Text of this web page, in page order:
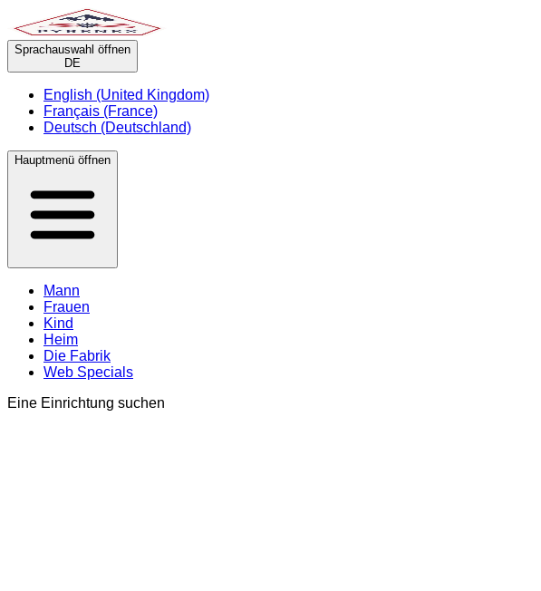
Sprachauswahl öffnen
DE
English (United Kingdom)
Français (France)
Deutsch (Deutschland)
Hauptmenü öffnen
Mann
Frauen
Kind
Heim
Die Fabrik
Web Specials
Eine Einrichtung suchen